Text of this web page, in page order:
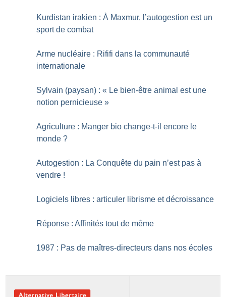
Kurdistan irakien : À Maxmur, l’autogestion est un
sport de combat
Arme nucléaire : Rififi dans la communauté
internationale
Sylvain (paysan) : « Le bien-être animal est une
notion pernicieuse »
Agriculture : Manger bio change-t-il encore le
monde ?
Autogestion : La Conquête du pain n’est pas à
vendre !
Logiciels libres : articuler librisme et décroissance
Réponse : Affinités tout de même
1987 : Pas de maîtres-directeurs dans nos écoles